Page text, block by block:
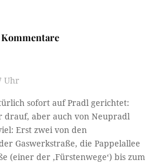
Uhr
sofort auf Pradl gerichtet:
drauf, aber auch von Neupradl
Erst zwei von den
Gaswerkstraße, die Pappelallee
(einer der ‚Fürstenwege‘) bis zum